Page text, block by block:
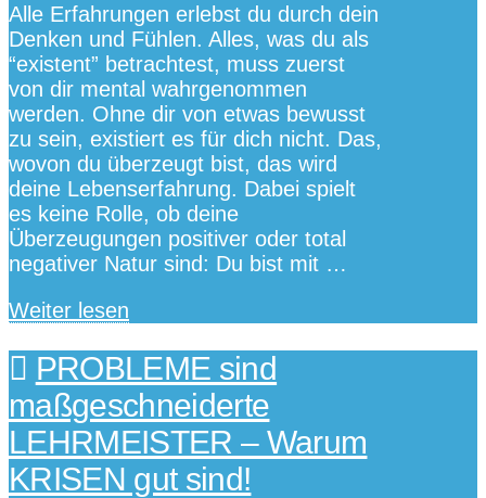
Alle Erfahrungen erlebst du durch dein
Denken und Fühlen. Alles, was du als
“existent” betrachtest, muss zuerst
von dir mental wahrgenommen
werden. Ohne dir von etwas bewusst
zu sein, existiert es für dich nicht. Das,
wovon du überzeugt bist, das wird
deine Lebenserfahrung. Dabei spielt
es keine Rolle, ob deine
Überzeugungen positiver oder total
negativer Natur sind: Du bist mit …
Weiter lesen
PROBLEME sind
maßgeschneiderte
LEHRMEISTER – Warum
KRISEN gut sind!